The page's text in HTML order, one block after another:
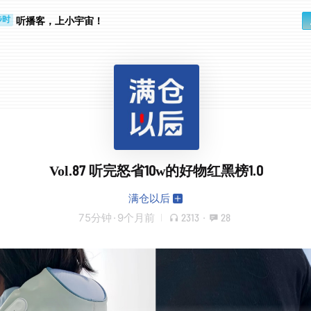
时 听播客，上小宇宙！
Vol.87 听完怒省10w的好物红黑榜1.0
满仓以后
75分钟 · 9个月前 2313 · 28